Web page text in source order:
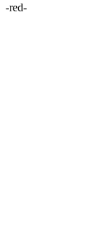
-red-